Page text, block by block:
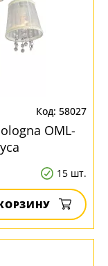
58027
OML-
15 шт.